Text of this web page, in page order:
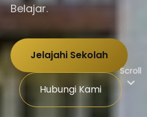
Belajar.
Jelajahi Sekolah
Hubungi Kami
Scroll